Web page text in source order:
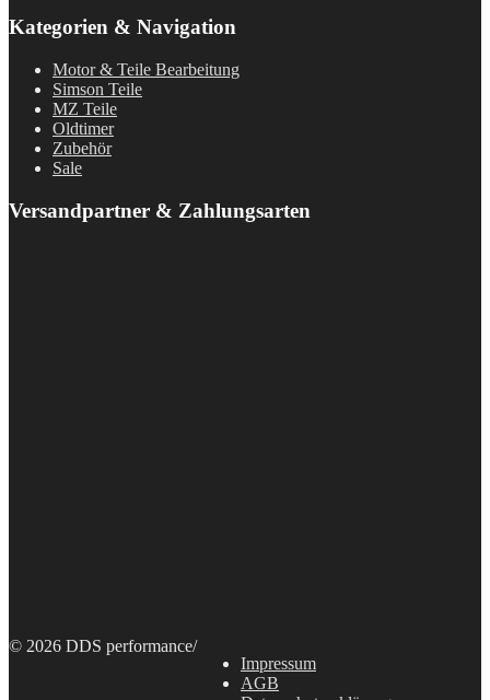
Kategorien & Navigation
Motor & Teile Bearbeitung
Simson Teile
MZ Teile
Oldtimer
Zubehör
Sale
Versandpartner & Zahlungsarten
© 2026 DDS performance/
Impressum
AGB